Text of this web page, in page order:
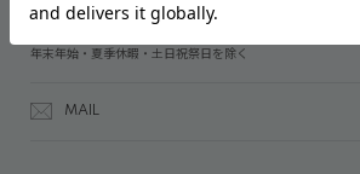
年末年始・夏季休暇・土日祝祭日を除く
MAIL